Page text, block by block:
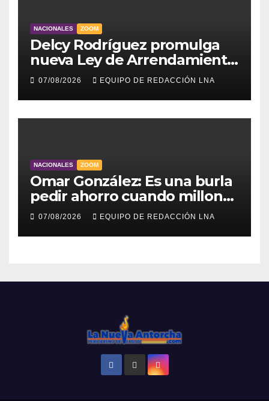
NACIONALES ZOOM
Delcy Rodríguez promulga
nueva Ley de Arrendamiento
para atender a familias
damnificadas
07/08/2026 EQUIPO DE REDACCIÓN LNA
NACIONALES ZOOM
Omar González: Es una burla
pedir ahorro cuando millones
viven sin luz y sin agua
07/08/2026 EQUIPO DE REDACCIÓN LNA